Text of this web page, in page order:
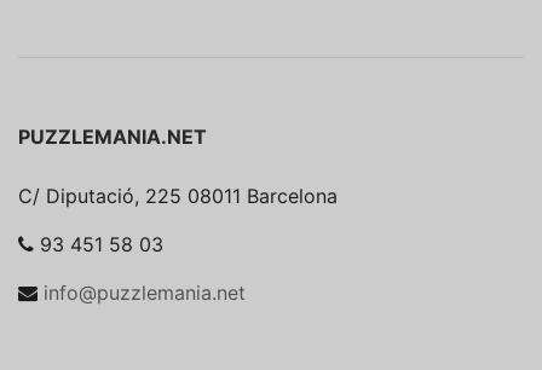
PUZZLEMANIA.NET
C/ Diputació, 225 08011 Barcelona
93 451 58 03
info@puzzlemania.net